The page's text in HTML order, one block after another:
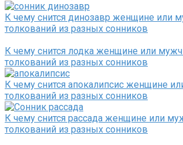
К чему снится динозавр женщине или
толкований из разных сонников
К чему снится лодка женщине или
толкований из разных сонников
К чему снится апокалипсис женщине
толкований из разных сонников
К чему снится рассада женщине или
толкований из разных сонников